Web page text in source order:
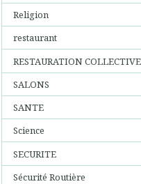
Religion
restaurant
RESTAURATION COLLECTIVE
SALONS
SANTE
Science
SECURITE
Sécurité Routière